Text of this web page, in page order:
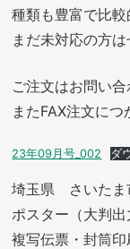
種類も豊富で比較
まだ未対応の方
ご注文はお問い合
またFAX注文に
23年09月号_002 ダ
埼玉県 さいた
ポスター（大判
複写伝票・封筒